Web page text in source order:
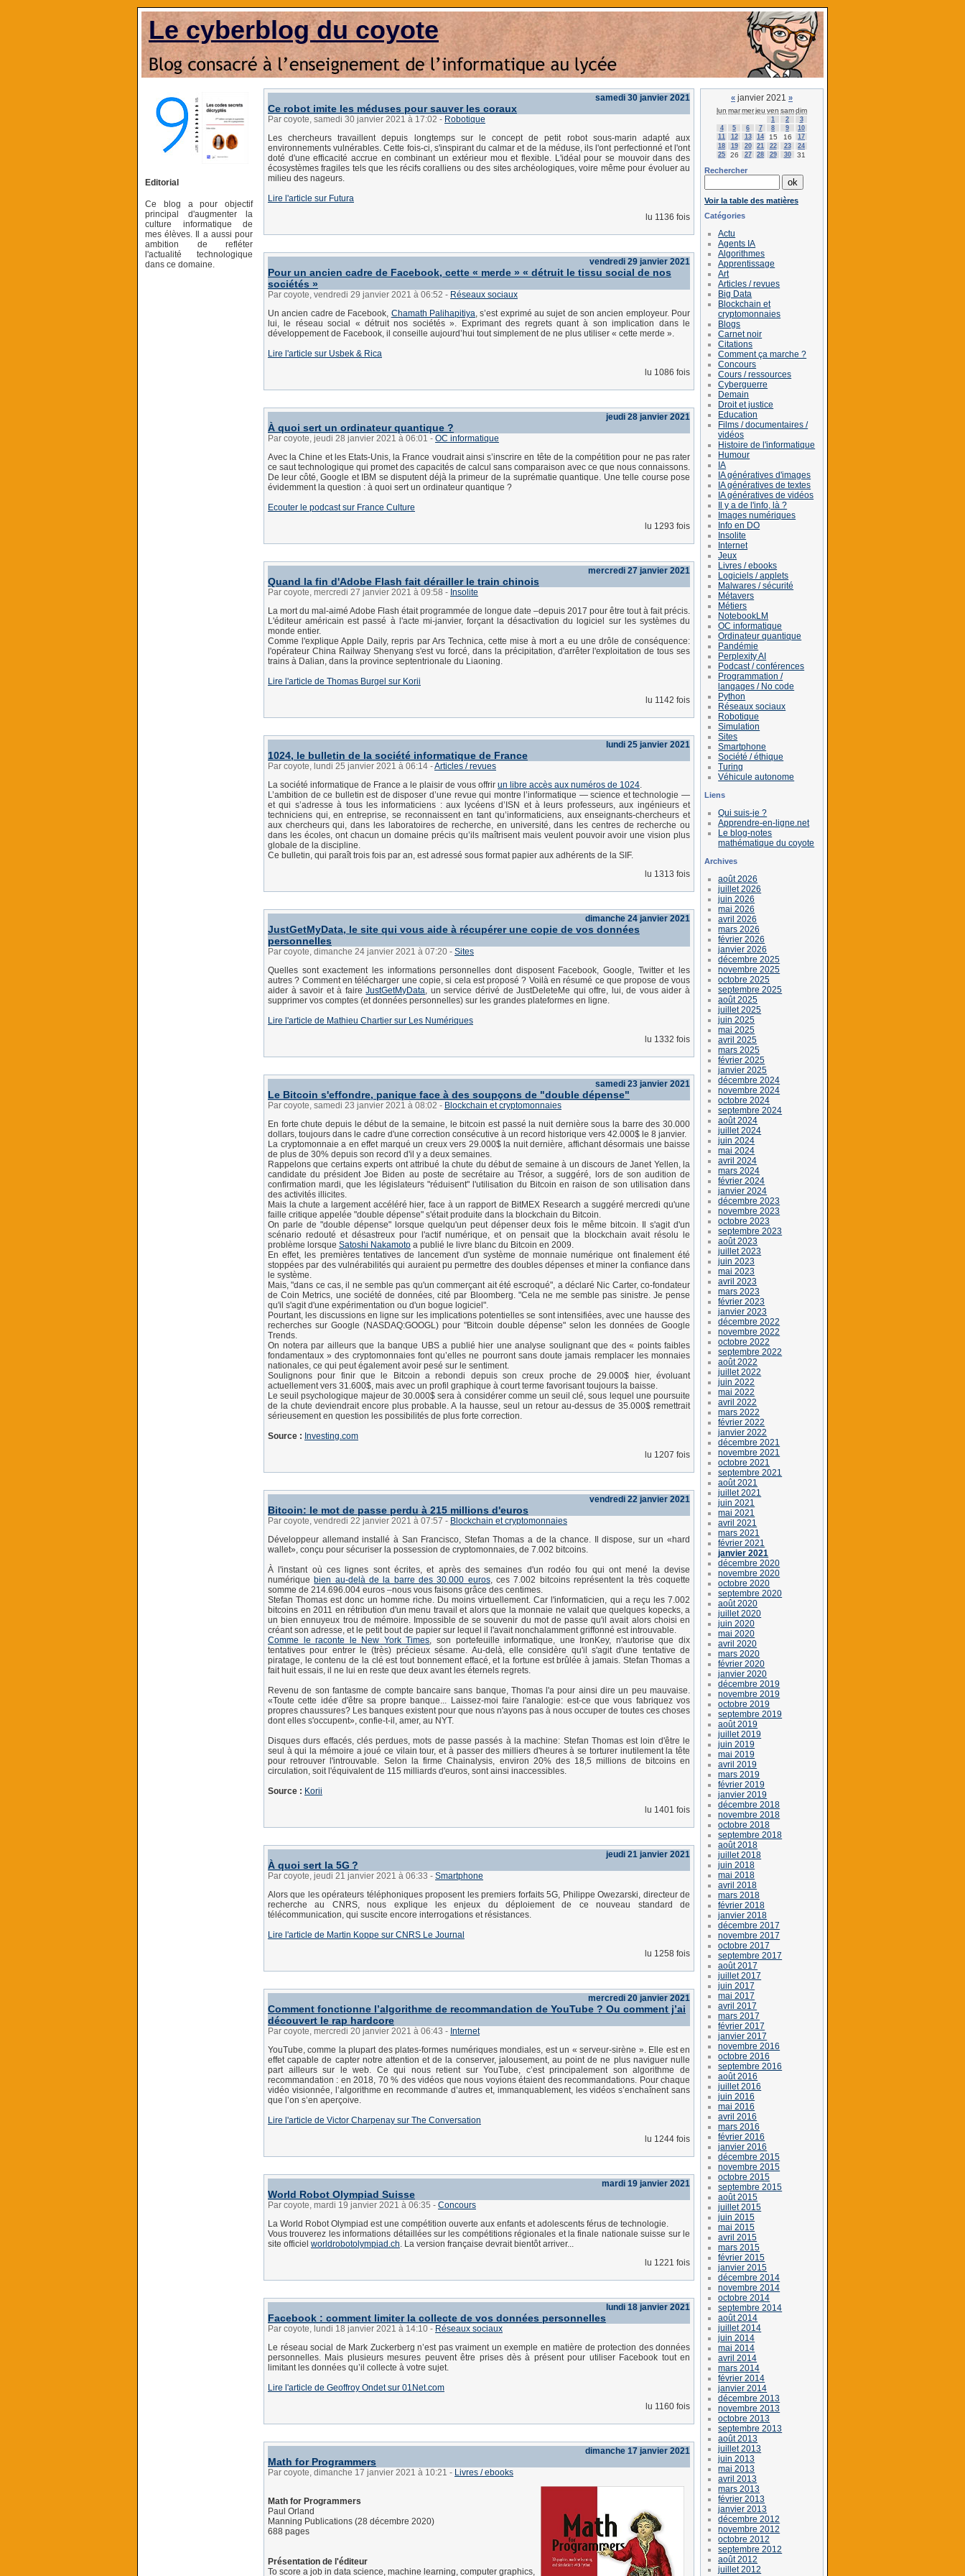
Le cyberblog du coyote
Editorial
Ce blog a pour objectif
principal d'augmenter la
culture informatique de
mes élèves. Il a aussi pour
ambition de refléter
l'actualité technologique
dans ce domaine.
samedi 30 janvier 2021
Ce robot imite les méduses pour sauver les coraux
Par coyote, samedi 30 janvier 2021 à 17:02 - Robotique
Les chercheurs travaillent depuis longtemps sur le concept de petit robot sous-marin adapté aux
environnements vulnérables. Cette fois-ci, s'inspirant du calmar et de la méduse, ils l'ont perfectionné et l'ont
doté d'une efficacité accrue en combinant un extérieur mou et flexible. L'idéal pour se mouvoir dans des
écosystèmes fragiles tels que les récifs coralliens ou des sites archéologiques, voire même pour évoluer au
milieu des nageurs.
Lire l'article sur Futura
lu 1136 fois
vendredi 29 janvier 2021
Pour un ancien cadre de Facebook, cette « merde » « détruit le tissu social de nos
sociétés »
Par coyote, vendredi 29 janvier 2021 à 06:52 - Réseaux sociaux
Un ancien cadre de Facebook, Chamath Palihapitiya, s’est exprimé au sujet de son ancien employeur. Pour
lui, le réseau social « détruit nos sociétés ». Exprimant des regrets quant à son implication dans le
développement de Facebook, il conseille aujourd’hui tout simplement de ne plus utiliser « cette merde ».
Lire l'article sur Usbek & Rica
lu 1086 fois
jeudi 28 janvier 2021
À quoi sert un ordinateur quantique ?
Par coyote, jeudi 28 janvier 2021 à 06:01 - OC informatique
Avec la Chine et les Etats-Unis, la France voudrait ainsi s’inscrire en tête de la compétition pour ne pas rater
ce saut technologique qui promet des capacités de calcul sans comparaison avec ce que nous connaissons.
De leur côté, Google et IBM se disputent déjà la primeur de la suprématie quantique. Une telle course pose
évidemment la question : à quoi sert un ordinateur quantique ?
Ecouter le podcast sur France Culture
lu 1293 fois
mercredi 27 janvier 2021
Quand la fin d'Adobe Flash fait dérailler le train chinois
Par coyote, mercredi 27 janvier 2021 à 09:58 - Insolite
La mort du mal-aimé Adobe Flash était programmée de longue date –depuis 2017 pour être tout à fait précis.
L'éditeur américain est passé à l'acte mi-janvier, forçant la désactivation du logiciel sur les systèmes du
monde entier.
Comme l'explique Apple Daily, repris par Ars Technica, cette mise à mort a eu une drôle de conséquence:
l'opérateur China Railway Shenyang s'est vu forcé, dans la précipitation, d'arrêter l'exploitation de tous ses
trains à Dalian, dans la province septentrionale du Liaoning.
Lire l'article de Thomas Burgel sur Korii
lu 1142 fois
lundi 25 janvier 2021
1024, le bulletin de la société informatique de France
Par coyote, lundi 25 janvier 2021 à 06:14 -Articles / revues
La société informatique de France a le plaisir de vous offrir un libre accès aux numéros de 1024.
L’ambition de ce bulletin est de disposer d’une revue qui montre l’informatique — science et technologie —
et qui s’adresse à tous les informaticiens : aux lycéens d’ISN et à leurs professeurs, aux ingénieurs et
techniciens qui, en entreprise, se reconnaissent en tant qu’informaticiens, aux enseignants-chercheurs et
aux chercheurs qui, dans les laboratoires de recherche, en université, dans les centres de recherche ou
dans les écoles, ont chacun un domaine précis qu’ils maîtrisent mais veulent pouvoir avoir une vision plus
globale de la discipline.
Ce bulletin, qui paraît trois fois par an, est adressé sous format papier aux adhérents de la SIF.
lu 1313 fois
dimanche 24 janvier 2021
JustGetMyData, le site qui vous aide à récupérer une copie de vos données
personnelles
Par coyote, dimanche 24 janvier 2021 à 07:20 - Sites
Quelles sont exactement les informations personnelles dont disposent Facebook, Google, Twitter et les
autres ? Comment en télécharger une copie, si cela est proposé ? Voilà en résumé ce que propose de vous
aider à savoir et à faireJustGetMyData, un service dérivé de JustDeleteMe qui offre, lui, de vous aider à
supprimer vos comptes (et données personnelles) sur les grandes plateformes en ligne.
Lire l'article de Mathieu Chartier sur Les Numériques
lu 1332 fois
samedi 23 janvier 2021
Le Bitcoin s'effondre, panique face à des soupçons de "double dépense"
Par coyote, samedi 23 janvier 2021 à 08:02 - Blockchain et cryptomonnaies
En forte chute depuis le début de la semaine, le bitcoin est passé la nuit dernière sous la barre des 30.000
dollars, toujours dans le cadre d'une correction consécutive à un record historique vers 42.000$ le 8 janvier.
La cryptomonnaie a en effet marqué un creux vers 29.000$ la nuit dernière, affichant désormais une baisse
de plus de 30% depuis son record d'il y a deux semaines.
Rappelons que certains experts ont attribué la chute du début de semaine à un discours de Janet Yellen, la
candidate du président Joe Biden au poste de secrétaire au Trésor, a suggéré, lors de son audition de
confirmation mardi, que les législateurs "réduisent" l'utilisation du Bitcoin en raison de son utilisation dans
des activités illicites.
Mais la chute a largement accéléré hier, face à un rapport de BitMEX Research a suggéré mercredi qu'une
faille critique appelée "double dépense" s'était produite dans la blockchain du Bitcoin.
On parle de "double dépense" lorsque quelqu'un peut dépenser deux fois le même bitcoin. Il s'agit d'un
scénario redouté et désastreux pour l'actif numérique, et on pensait que la blockchain avait résolu le
problème lorsque Satoshi Nakamoto a publié le livre blanc du Bitcoin en 2009.
En effet, les premières tentatives de lancement d'un système de monnaie numérique ont finalement été
stoppées par des vulnérabilités qui auraient pu permettre des doubles dépenses et miner la confiance dans
le système.
Mais, "dans ce cas, il ne semble pas qu'un commerçant ait été escroqué", a déclaré Nic Carter, co-fondateur
de Coin Metrics, une société de données, cité par Bloomberg. "Cela ne me semble pas sinistre. Je pense
qu'il s'agit d'une expérimentation ou d'un bogue logiciel".
Pourtant, les discussions en ligne sur les implications potentielles se sont intensifiées, avec une hausse des
recherches sur Google (NASDAQ:GOOGL) pour "Bitcoin double dépense" selon les données de Google
Trends.
On notera par ailleurs que la banque UBS a publié hier une analyse soulignant que des « points faibles
fondamentaux » des cryptomonnaies font qu’elles ne pourront sans doute jamais remplacer les monnaies
nationales, ce qui peut également avoir pesé sur le sentiment.
Soulignons pour finir que le Bitcoin a rebondi depuis son creux proche de 29.000$ hier, évoluant
actuellement vers 31.600$, mais avec un profil graphique à court terme favorisant toujours la baisse.
Le seuil psychologique majeur de 30.000$ sera à considérer comme un seuil clé, sous lequel une poursuite
de la chute deviendrait encore plus probable. A la hausse, seul un retour au-dessus de 35.000$ remettrait
sérieusement en question les possibilités de plus forte correction.
Source : Investing.com
lu 1207 fois
vendredi 22 janvier 2021
Bitcoin: le mot de passe perdu à 215 millions d'euros
Par coyote, vendredi 22 janvier 2021 à 07:57 - Blockchain et cryptomonnaies
Développeur allemand installé à San Francisco, Stefan Thomas a de la chance. Il dispose, sur un «hard
wallet», conçu pour sécuriser la possession de cryptomonnaies, de 7.002 bitcoins.
À l'instant où ces lignes sont écrites, et après des semaines d'un rodéo fou qui ont mené la devise
numérique bien au-delà de la barre des 30.000 euros, ces 7.002 bitcoins représentent la très coquette
somme de 214.696.004 euros –nous vous faisons grâce des centimes.
Stefan Thomas est donc un homme riche. Du moins virtuellement. Car l'informaticien, qui a reçu les 7.002
bitcoins en 2011 en rétribution d'un menu travail et alors que la monnaie ne valait que quelques kopecks, a
un bien ennuyeux trou de mémoire. Impossible de se souvenir du mot de passe qu'il avait alors choisi en
créant son adresse, et le petit bout de papier sur lequel il l'avait nonchalamment griffonné est introuvable.
Comme le raconte le New York Times, son portefeuille informatique, une IronKey, n'autorise que dix
tentatives pour entrer le (très) précieux sésame. Au-delà, elle considère qu'il s'agit d'une tentative de
piratage, le contenu de la clé est tout bonnement effacé, et la fortune est brûlée à jamais. Stefan Thomas a
fait huit essais, il ne lui en reste que deux avant les éternels regrets.
Revenu de son fantasme de compte bancaire sans banque, Thomas l'a pour ainsi dire un peu mauvaise.
«Toute cette idée d'être sa propre banque... Laissez-moi faire l'analogie: est-ce que vous fabriquez vos
propres chaussures? Les banques existent pour que nous n'ayons pas à nous occuper de toutes ces choses
dont elles s'occupent», confie-t-il, amer, au NYT.
Disques durs effacés, clés perdues, mots de passe passés à la machine: Stefan Thomas est loin d'être le
seul à qui la mémoire a joué ce vilain tour, et à passer des milliers d'heures à se torturer inutilement la tête
pour retrouver l'introuvable. Selon la firme Chainalysis, environ 20% des 18,5 millions de bitcoins en
circulation, soit l'équivalent de 115 milliards d'euros, sont ainsi inaccessibles.
Source : Korii
lu 1401 fois
jeudi 21 janvier 2021
À quoi sert la 5G ?
Par coyote, jeudi 21 janvier 2021 à 06:33 - Smartphone
Alors que les opérateurs téléphoniques proposent les premiers forfaits 5G, Philippe Owezarski, directeur de
recherche au CNRS, nous explique les enjeux du déploiement de ce nouveau standard de
télécommunication, qui suscite encore interrogations et résistances.
Lire l'article de Martin Koppe sur CNRS Le Journal
lu 1258 fois
mercredi 20 janvier 2021
Comment fonctionne l’algorithme de recommandation de YouTube ? Ou comment j’ai
découvert le rap hardcore
Par coyote, mercredi 20 janvier 2021 à 06:43 - Internet
YouTube, comme la plupart des plates-formes numériques mondiales, est un « serveur-sirène ». Elle est en
effet capable de capter notre attention et de la conserver, jalousement, au point de ne plus naviguer nulle
part ailleurs sur le web. Ce qui nous retient sur YouTube, c’est principalement son algorithme de
recommandation : en 2018, 70 % des vidéos que nous voyions étaient des recommandations. Pour chaque
vidéo visionnée, l’algorithme en recommande d’autres et, immanquablement, les vidéos s’enchaînent sans
que l’on s’en aperçoive.
Lire l'article de Victor Charpenay sur The Conversation
lu 1244 fois
mardi 19 janvier 2021
World Robot Olympiad Suisse
Par coyote, mardi 19 janvier 2021 à 06:35 - Concours
La World Robot Olympiad est une compétition ouverte aux enfants et adolescents férus de technologie.
Vous trouverez les informations détaillées sur les compétitions régionales et la finale nationale suisse sur le
site officiel worldrobotolympiad.ch. La version française devrait bientôt arriver...
lu 1221 fois
lundi 18 janvier 2021
Facebook : comment limiter la collecte de vos données personnelles
Par coyote, lundi 18 janvier 2021 à 14:10 - Réseaux sociaux
Le réseau social de Mark Zuckerberg n’est pas vraiment un exemple en matière de protection des données
personnelles. Mais plusieurs mesures peuvent être prises dès à présent pour utiliser Facebook tout en
limitant les données qu’il collecte à votre sujet.
Lire l'article de Geoffroy Ondet sur 01Net.com
lu 1160 fois
dimanche 17 janvier 2021
Math for Programmers
Par coyote, dimanche 17 janvier 2021 à 10:21 - Livres / ebooks
Math for Programmers
Paul Orland
Manning Publications (28 décembre 2020)
688 pages
Présentation de l'éditeur
To score a job in data science, machine learning, computer graphics,
« janvier 2021 »
lun marmerjeu ven samdim
1 2
3
4
5 6 7 8 9
10
11
12 13 14 15 16
17
18
19 20 21 22 23
24
25
26 27 28 29 30 31
Rechercher
Voir la table des matières
Catégories
Actu
Agents IA
Algorithmes
Apprentissage
Art
Articles / revues
Big Data
Blockchain et
cryptomonnaies
Blogs
Carnet noir
Citations
Comment ça marche ?
Concours
Cours / ressources
Cyberguerre
Demain
Droit et justice
Education
Films / documentaires /
vidéos
Histoire de l'informatique
Humour
IA
IA génératives d'images
IA génératives de textes
IA génératives de vidéos
Il y a de l'info, là ?
Images numériques
Info en DO
Insolite
Internet
Jeux
Livres / ebooks
Logiciels / applets
Malwares / sécurité
Métavers
Métiers
NotebookLM
OC informatique
Ordinateur quantique
Pandémie
Perplexity AI
Podcast / conférences
Programmation /
langages / No code
Python
Réseaux sociaux
Robotique
Simulation
Sites
Smartphone
Société / éthique
Turing
Véhicule autonome
Liens
Qui suis-je ?
Apprendre-en-ligne.net
Le blog-notes
mathématique du coyote
Archives
août 2026
juillet 2026
juin 2026
mai 2026
avril 2026
mars 2026
février 2026
janvier 2026
décembre 2025
novembre 2025
octobre 2025
septembre 2025
août 2025
juillet 2025
juin 2025
mai 2025
avril 2025
mars 2025
février 2025
janvier 2025
décembre 2024
novembre 2024
octobre 2024
septembre 2024
août 2024
juillet 2024
juin 2024
mai 2024
avril 2024
mars 2024
février 2024
janvier 2024
décembre 2023
novembre 2023
octobre 2023
septembre 2023
août 2023
juillet 2023
juin 2023
mai 2023
avril 2023
mars 2023
février 2023
janvier 2023
décembre 2022
novembre 2022
octobre 2022
septembre 2022
août 2022
juillet 2022
juin 2022
mai 2022
avril 2022
mars 2022
février 2022
janvier 2022
décembre 2021
novembre 2021
octobre 2021
septembre 2021
août 2021
juillet 2021
juin 2021
mai 2021
avril 2021
mars 2021
février 2021
janvier 2021
décembre 2020
novembre 2020
octobre 2020
septembre 2020
août 2020
juillet 2020
juin 2020
mai 2020
avril 2020
mars 2020
février 2020
janvier 2020
décembre 2019
novembre 2019
octobre 2019
septembre 2019
août 2019
juillet 2019
juin 2019
mai 2019
avril 2019
mars 2019
février 2019
janvier 2019
décembre 2018
novembre 2018
octobre 2018
septembre 2018
août 2018
juillet 2018
juin 2018
mai 2018
avril 2018
mars 2018
février 2018
janvier 2018
décembre 2017
novembre 2017
octobre 2017
septembre 2017
août 2017
juillet 2017
juin 2017
mai 2017
avril 2017
mars 2017
février 2017
janvier 2017
novembre 2016
octobre 2016
septembre 2016
août 2016
juillet 2016
juin 2016
mai 2016
avril 2016
mars 2016
février 2016
janvier 2016
décembre 2015
novembre 2015
octobre 2015
septembre 2015
août 2015
juillet 2015
juin 2015
mai 2015
avril 2015
mars 2015
février 2015
janvier 2015
décembre 2014
novembre 2014
octobre 2014
septembre 2014
août 2014
juillet 2014
juin 2014
mai 2014
avril 2014
mars 2014
février 2014
janvier 2014
décembre 2013
novembre 2013
octobre 2013
septembre 2013
août 2013
juillet 2013
juin 2013
mai 2013
avril 2013
mars 2013
février 2013
janvier 2013
décembre 2012
novembre 2012
octobre 2012
septembre 2012
août 2012
juillet 2012